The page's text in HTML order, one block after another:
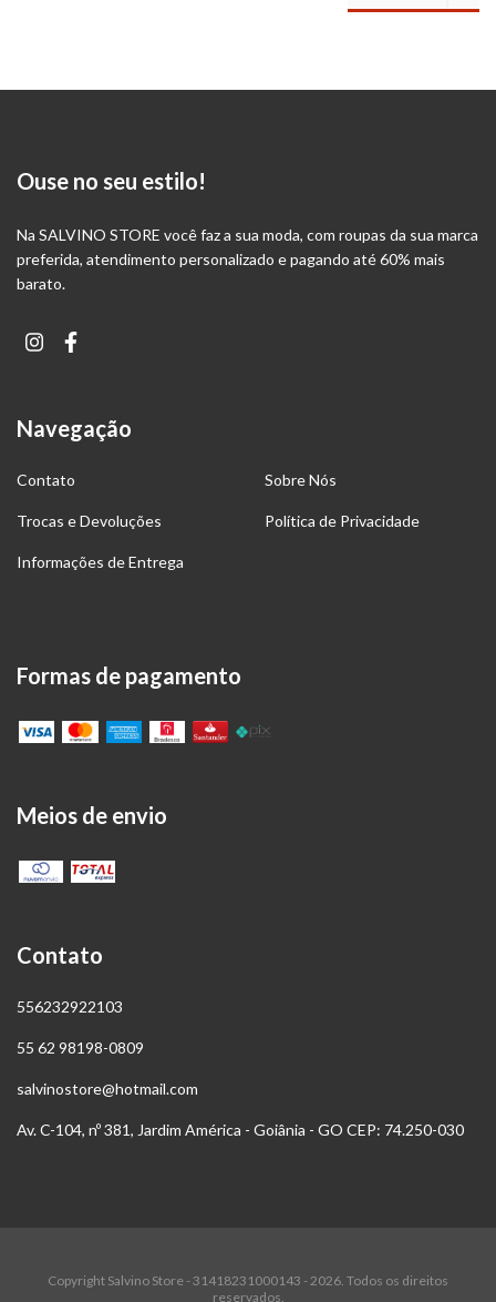
Ouse no seu estilo!
Na SALVINO STORE você faz a sua moda, com roupas da sua marca
preferida, atendimento personalizado e pagando até 60% mais
barato.
Navegação
Contato Sobre Nós
Trocas e Devoluções Política de Privacidade
Informações de Entrega
Formas de pagamento
Meios de envio
Contato
556232922103
55 62 98198-0809
salvinostore@hotmail.com
Av. C-104, nº 381, Jardim América - Goiânia - GO CEP: 74.250-030
Copyright Salvino Store - 31418231000143 - 2026. Todos os direitos
reservados.